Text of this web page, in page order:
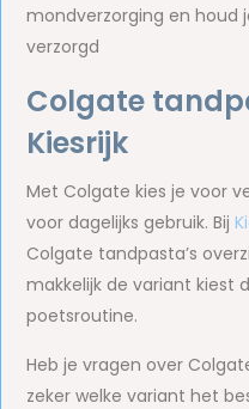
mondverzorging en houd
verzorgd
Colgate
Kiesrijk
Met Colgate kies je voor
voor dagelijks gebruik. Bij
Colgate tandpasta’s
makkelijk de variant kiest
poetsroutine.
Heb je vragen over
zeker welke variant het